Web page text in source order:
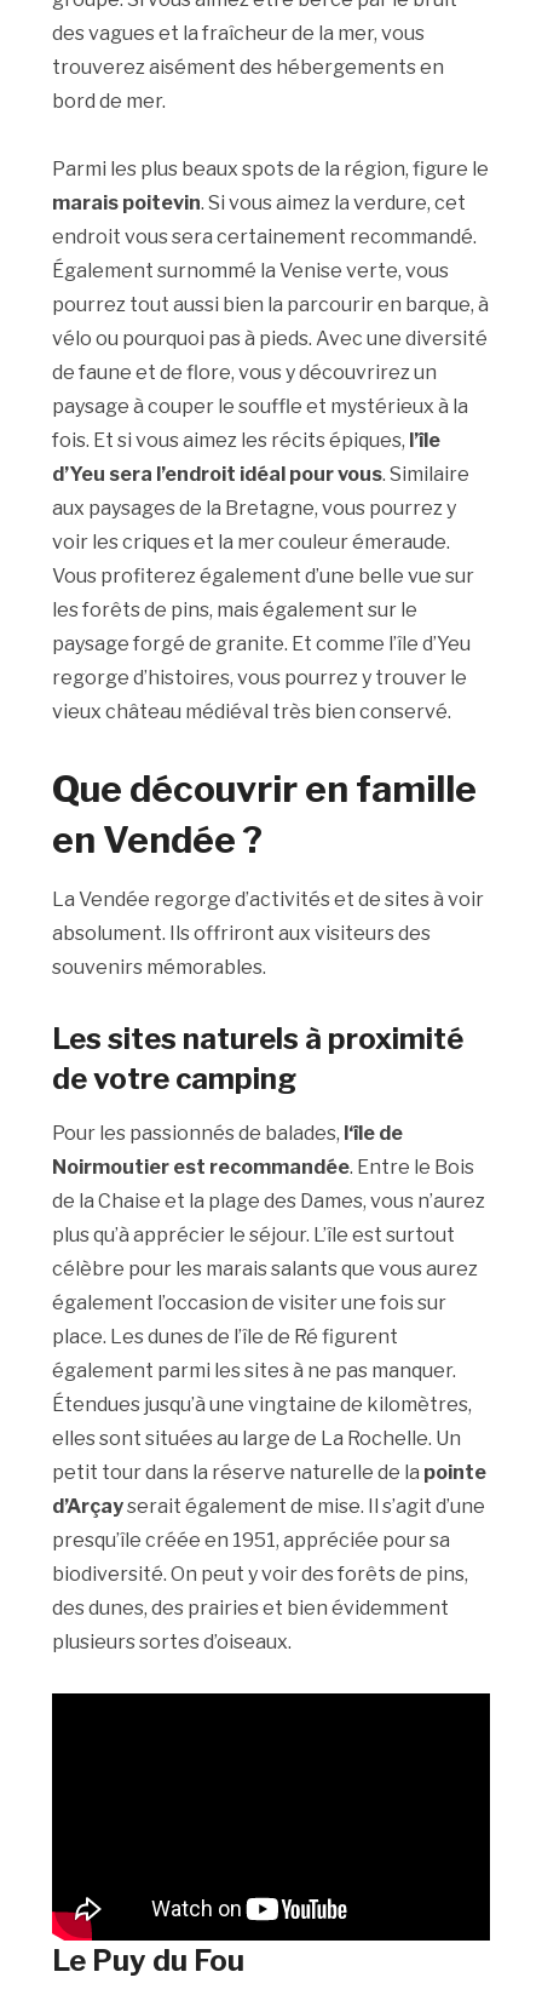
des vagues et la fraîcheur de la mer, vous
trouverez aisément des hébergements en
bord de mer.
Parmi les plus beaux spots de la région, figure le
marais poitevin. Si vous aimez la verdure, cet
endroit vous sera certainement recommandé.
Également surnommé la Venise verte, vous
pourrez tout aussi bien la parcourir en barque, à
vélo ou pourquoi pas à pieds. Avec une diversité
de faune et de flore, vous y découvrirez un
paysage à couper le souffle et mystérieux à la
fois. Et si vous aimez les récits épiques, l’île
d’Yeu sera l’endroit idéal pour vous. Similaire
aux paysages de la Bretagne, vous pourrez y
voir les criques et la mer couleur émeraude.
Vous profiterez également d’une belle vue sur
les forêts de pins, mais également sur le
paysage forgé de granite. Et comme l’île d’Yeu
regorge d’histoires, vous pourrez y trouver le
vieux château médiéval très bien conservé.
Que découvrir en famille
en Vendée ?
La Vendée regorge d’activités et de sites à voir
absolument. Ils offriront aux visiteurs des
souvenirs mémorables.
Les sites naturels à proximité
de votre camping
Pour les passionnés de balades, l‘île de
Noirmoutier est recommandée. Entre le Bois
de la Chaise et la plage des Dames, vous n’aurez
plus qu’à apprécier le séjour. L’île est surtout
célèbre pour les marais salants que vous aurez
également l’occasion de visiter une fois sur
place. Les dunes de l’île de Ré figurent
également parmi les sites à ne pas manquer.
Étendues jusqu’à une vingtaine de kilomètres,
elles sont situées au large de La Rochelle. Un
petit tour dans la réserve naturelle de la pointe
d’Arçayserait également de mise. Il s’agit d’une
presqu’île créée en 1951, appréciée pour sa
biodiversité. On peut y voir des forêts de pins,
des dunes, des prairies et bien évidemment
plusieurs sortes d’oiseaux.
Le Puy du Fou